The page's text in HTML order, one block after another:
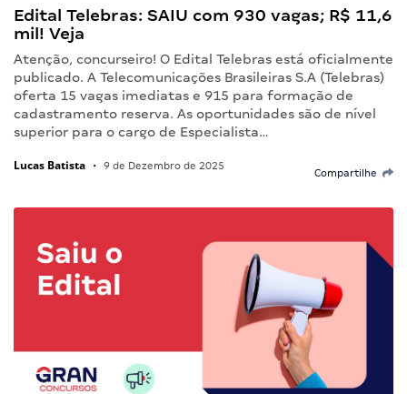
Edital Telebras: SAIU com 930 vagas; R$ 11,6
mil! Veja
Atenção, concurseiro! O Edital Telebras está oficialmente
publicado. A Telecomunicações Brasileiras S.A (Telebras)
oferta 15 vagas imediatas e 915 para formação de
cadastramento reserva. As oportunidades são de nível
superior para o cargo de Especialista…
Lucas Batista • 9 de Dezembro de 2025
Compartilhe